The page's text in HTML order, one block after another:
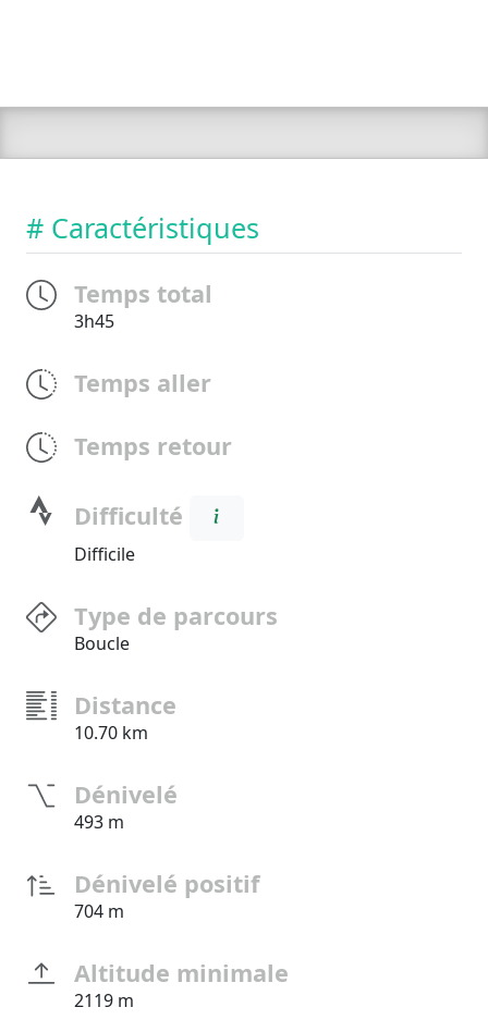
# Caractéristiques
Temps total
3h45
Temps aller
Temps retour
Difficulté
Difficile
Type de parcours
Boucle
Distance
10.70 km
Dénivelé
493 m
Dénivelé positif
704 m
Altitude minimale
2119 m